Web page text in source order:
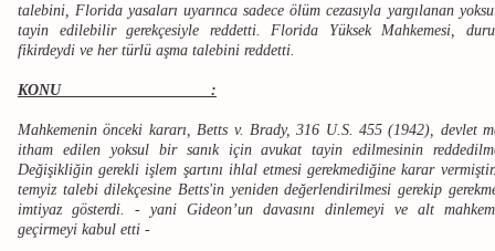
talebini, Florida yasaları uyarınca sadece ölüm cezasıyla yargılanan
tayin edilebilir gerekçesiyle reddetti. Florida Yüksek Mahkemesi,
fikirdeydi ve her türlü aşma talebini reddetti.
KONU :
Mahkemenin önceki kararı, Betts v. Brady, 316 U.S. 455 (1942), devlet
itham edilen yoksul bir sanık için avukat tayin edilmesinin
Değişikliğin gerekli işlem şartını ihlal etmesi gerekmediğine karar
temyiz talebi dilekçesine Betts'in yeniden değerlendirilmesi gerekip
imtiyaz gösterdi. - yani Gideon’un davasını dinlemeyi ve alt
geçirmeyi kabul etti -